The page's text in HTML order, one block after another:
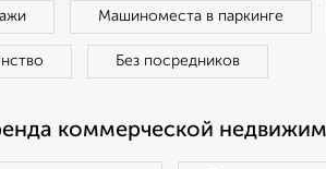
Машиноместа в паркинге
Без посредников
коммерческой